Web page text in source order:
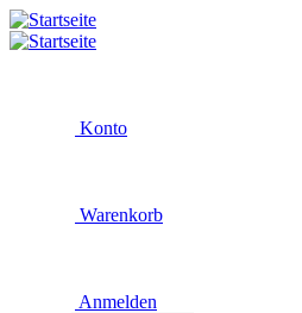
Konto
Warenkorb
Anmelden